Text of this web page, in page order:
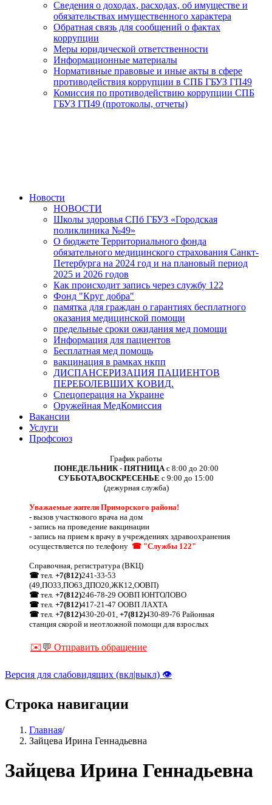
Сведения о доходах, расходах, об имуществе и
обязательствах имущественного характера
Обратная связь для сообщений о фактах
коррупции
Меры юридической ответственности
Информационные материалы
Нормативные правовые и иные акты в сфере
противодействия коррупции в СПБ ГБУЗ ГП49
Комиссия по противодействию коррупции СПБ
ГБУЗ ГП49 (протоколы, отчеты)
Новости
НОВОСТИ
Школы здоровья СПб ГБУЗ «Городская
поликлиника №49»
О бюджете Территориального фонда
обязательного медицинского страхования Санкт-
Петербурга на 2024 год и на плановый период
2025 и 2026 годов
Как происходит запись через службу 122
Фонд "Круг добра"
памятка для граждан о гарантиях бесплатного
оказания медицинской помощи
предельные сроки ожидания мед помощи
Информация для пациентов
Бесплатная мед помощь
вакцинация в рамках нкпп
ДИСПАНСЕРИЗАЦИЯ ПАЦИЕНТОВ
ПЕРЕБОЛЕВШИХ КОВИД.
Спецоперация на Украине
Оружейная МедКомиссия
Вакансии
Услуги
Профсоюз
График работы
ПОНЕДЕЛЬНИК - ПЯТНИЦА с 8:00 до 20:00
СУББОТА,ВОСКРЕСЕНЬЕ с 9:00 до 15:00
(дежурная служба)
Уважаемые жители Приморского района!
- вызов участкового врача на дом
- запись на проведение вакцинации
- запись на прием к врачу в учреждениях здравоохранения
осуществляется по телефону ☎ "Службы 122"
Справочная, регистратура (ВКЦ)
☎ тел. +7(812)241-33-53
(49,ПО33,ПО63,ДПО20,ЖК12,ООВП)
☎ тел. +7(812)246-78-29 ООВП ЮНТОЛОВО
☎ тел. +7(812)417-21-47 ООВП ЛАХТА
☎ тел. +7(812)430-20-01, +7(812)430-89-76 Районная
станция скорой и неотложной помощи для взрослых
✉️💬 Отправить обращение
Версия для слабовидящих (вкл|выкл) 👁
Строка навигации
Главная/
Зайцева Ирина Геннадьевна
Зайцева Ирина Геннадьевна